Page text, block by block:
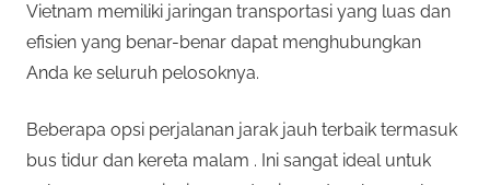
Vietnam memiliki jaringan transportasi yang luas dan
efisien yang benar-benar dapat menghubungkan
Anda ke seluruh pelosoknya.
Beberapa opsi perjalanan jarak jauh terbaik termasuk
bus tidur dan kereta malam . Ini sangat ideal untuk